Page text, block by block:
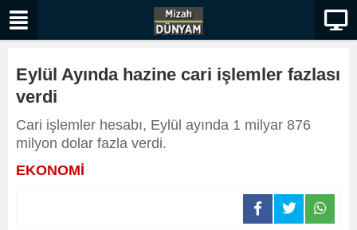
Eylül Ayında hazine cari işlemler fazlası
verdi
​​​​​​Cari işlemler hesabı, Eylül ayında 1 milyar 876
milyon dolar fazla verdi.
EKONOMİ